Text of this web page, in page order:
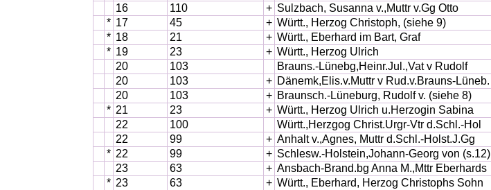
16
110 + Sulzbach, Susanna v.,Muttr v.Gg Otto
* 17 45 + Württ., Herzog Christoph, (siehe 9)
* 18 21 + Württ., Eberhard im Bart, Graf
* 19 23 + Württ., Herzog Ulrich
20
103
Brauns.-Lünebg,Heinr.Jul.,Vat v Rudolf
20
103 + Dänemk,Elis.v.Muttr v Rud.v.Brauns-Lüneb.
20
103 + Braunsch.-Lüneburg, Rudolf v. (siehe 8)
* 21 23 + Württ., Herzog Ulrich u.Herzogin Sabina
22
100
Württ.,Herzgog Christ.Urgr-Vtr d.Schl.-Hol
22
99 + Anhalt v.,Agnes, Muttr d.Schl.-Holst.J.Gg
* 22 99 + Schlesw.-Holstein,Johann-Georg von (s.12)
23
63 + Ansbach-Brand.bg Anna M.,Mttr Eberhards
* 23 63 + Württ., Eberhard, Herzog Christophs Sohn